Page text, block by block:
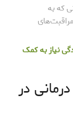
که به
نیاز به کمک
در